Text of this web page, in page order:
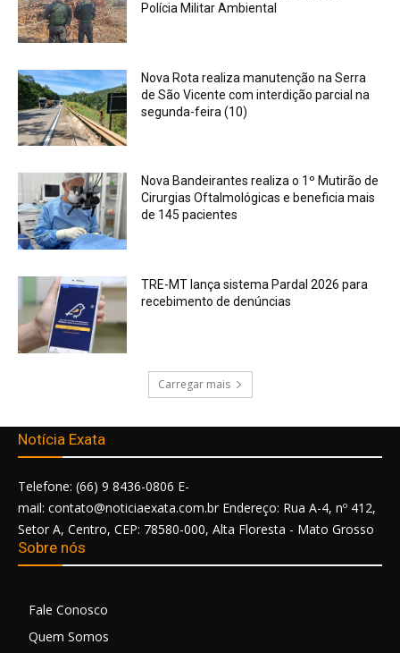
Polícia Militar Ambiental
Nova Rota realiza manutenção na Serra
de São Vicente com interdição parcial na
segunda-feira (10)
Nova Bandeirantes realiza o 1º Mutirão de
Cirurgias Oftalmológicas e beneficia mais
de 145 pacientes
TRE-MT lança sistema Pardal 2026 para
recebimento de denúncias
Carregar mais
Notícia Exata
Telefone: (66) 9 8436-0806 E-
mail: contato@noticiaexata.com.br Endereço: Rua A-4, nº 412,
Setor A, Centro, CEP: 78580-000, Alta Floresta - Mato Grosso
Sobre nós
Fale Conosco
Quem Somos